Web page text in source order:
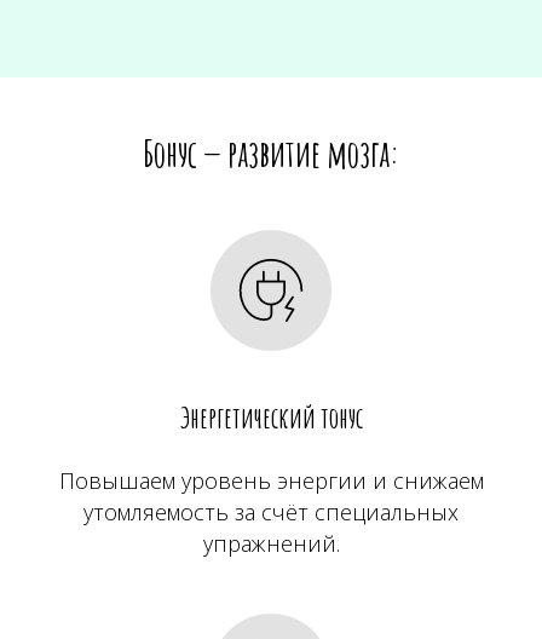
Бонус — развитие мозга:
Энергетический тонус
Повышаем уровень энергии и снижаем
утомляемость за счёт специальных
упражнений.